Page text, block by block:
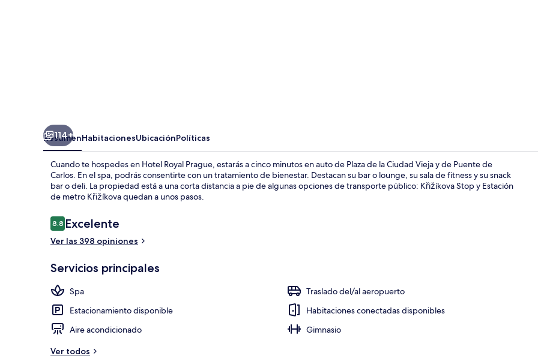
114+
ResumenHabitacionesUbicaciónPolíticas
Cuando te hospedes en Hotel Royal Prague, estarás a cinco minutos en auto de Plaza de la Ciudad Vieja y de Puente de
Carlos. En el spa, podrás consentirte con un tratamiento de bienestar. Destacan su bar o lounge, su sala de fitness y su snack
bar o deli. La propiedad está a una corta distancia a pie de algunas opciones de transporte público: Křižíkova Stop y Estación
de metro Křižíkova quedan a unos pasos.
Opiniones
8.88.8 de 10,
Excelente
Ver las 398 opiniones
Servicios principales
Spa
Traslado del/al aeropuerto
Estacionamiento disponible
Habitaciones conectadas disponibles
Aire acondicionado
Gimnasio
Ver todos